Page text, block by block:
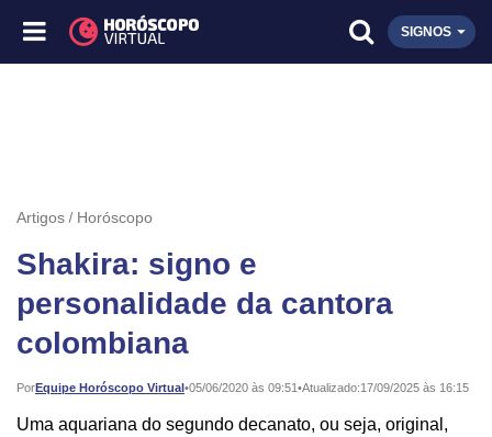
SIGNOS
Artigos Horóscopo
Shakira: signo e
personalidade da cantora
colombiana
PorEquipe Horóscopo Virtual•
Publicado: 05/06/2020 às 09:51•Atualizado:17/09/2025 às 16:15
Uma aquariana do segundo decanato, ou seja, original,